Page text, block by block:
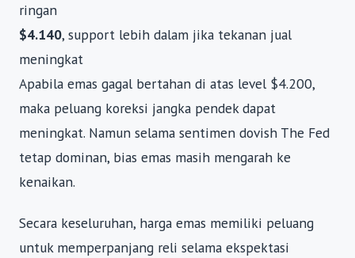
ringan
$4.140, support lebih dalam jika tekanan jual
meningkat
Apabila emas gagal bertahan di atas level $4.200,
maka peluang koreksi jangka pendek dapat
meningkat. Namun selama sentimen dovish The Fed
tetap dominan, bias emas masih mengarah ke
kenaikan.
Secara keseluruhan, harga emas memiliki peluang
untuk memperpanjang reli selama ekspektasi